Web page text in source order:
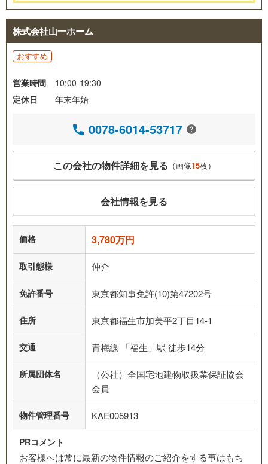
株式会社山一ホーム
おすすめ
営業時間
10:00-19:30
定休日
年末年始
0078-6014-53717
この会社の物件詳細を見る （画像15枚）
会社情報を見る
価格 3,780万円
取引態様 仲介
免許番号 東京都知事免許(10)第47202号
住所 東京都福生市加美平2丁目14-1
交通 青梅線 「福生」駅 徒歩14分
所属団体名
（公社）全国宅地建物取扱業保証協会
会員
物件管理番号 KAE005913
PRコメント
お客様へは常に最新の物件情報のご紹介をする事はもち